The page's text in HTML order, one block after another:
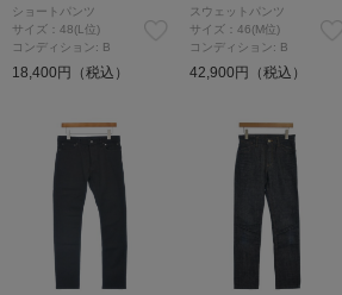
ショートパンツ
サイズ：48(L位)
コンディション: B
18,400円（税込）
スウェットパンツ
サイズ：46(M位)
コンディション: B
42,900円（税込）